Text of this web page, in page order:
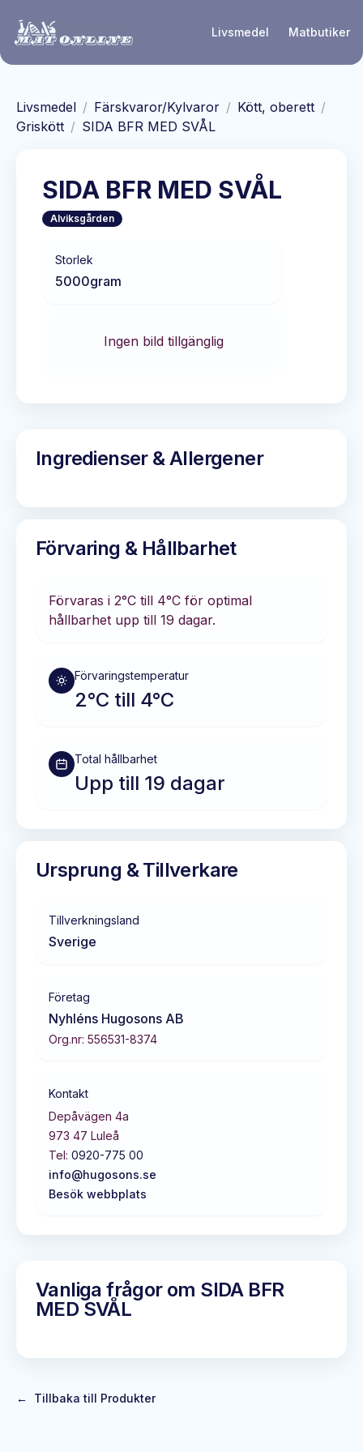
Livsmedel Matbutiker
Livsmedel / Färskvaror/Kylvaror / Kött, oberett /
Griskött / SIDA BFR MED SVÅL
SIDA BFR MED SVÅL
Alviksgården
Storlek
5000gram
Ingen bild tillgänglig
Ingredienser & Allergener
Förvaring & Hållbarhet
Förvaras i 2°C till 4°C för optimal
hållbarhet upp till 19 dagar.
Förvaringstemperatur
2°C till 4°C
Total hållbarhet
Upp till 19 dagar
Ursprung & Tillverkare
Tillverkningsland
Sverige
Företag
Nyhléns Hugosons AB
Org.nr: 556531-8374
Kontakt
Depåvägen 4a
973 47 Luleå
Tel: 0920-775 00
info@hugosons.se
Besök webbplats
Vanliga frågor om SIDA BFR
MED SVÅL
← Tillbaka till Produkter